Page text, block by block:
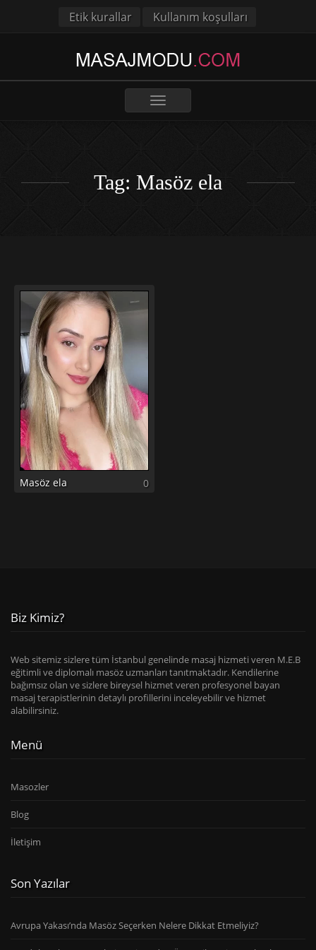
Etik kurallar Kullanım koşulları
Toggle
Tag: Masöz ela
Masöz ela 0
Biz Kimiz?
Web sitemiz sizlere tüm İstanbul genelinde masaj hizmeti veren M.E.B
eğitimli ve diplomalı masöz uzmanları tanıtmaktadır. Kendilerine
bağımsız olan ve sizlere bireysel hizmet veren profesyonel bayan
masaj terapistlerinin detaylı profillerini inceleyebilir ve hizmet
alabilirsiniz.
Menü
Masozler
Blog
İletişim
Son Yazılar
Avrupa Yakası’nda Masöz Seçerken Nelere Dikkat Etmeliyiz?